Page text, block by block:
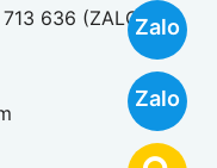
Zalo
Zalo
636 (ZALO)